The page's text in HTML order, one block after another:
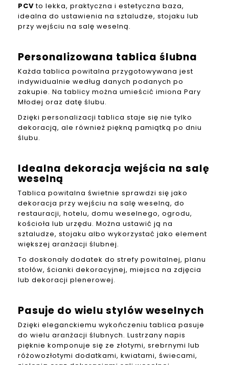
PCVto lekka, praktyczna i estetyczna baza,
idealna do ustawienia na sztaludze, stojaku lub
przy wejściu na salę weselną.
Personalizowana tablica ślubna
Każda tablica powitalna przygotowywana jest
indywidualnie według danych podanych po
zakupie. Na tablicy można umieścić imiona Pary
Młodej oraz datę ślubu.
Dzięki personalizacji tablica staje się nie tylko
dekoracją, ale również piękną pamiątką po dniu
ślubu.
Idealna dekoracja wejścia na salę
weselną
Tablica powitalna świetnie sprawdzi się jako
dekoracja przy wejściu na salę weselną, do
restauracji, hotelu, domu weselnego, ogrodu,
kościoła lub urzędu. Można ustawić ją na
sztaludze, stojaku albo wykorzystać jako element
większej aranżacji ślubnej.
To doskonały dodatek do strefy powitalnej, planu
stołów, ścianki dekoracyjnej, miejsca na zdjęcia
lub dekoracji plenerowej.
Pasuje do wielu stylów weselnych
Dzięki eleganckiemu wykończeniu tablica pasuje
do wielu aranżacji ślubnych. Lustrzany napis
pięknie komponuje się ze złotymi, srebrnymi lub
różowozłotymi dodatkami, kwiatami, świecami,